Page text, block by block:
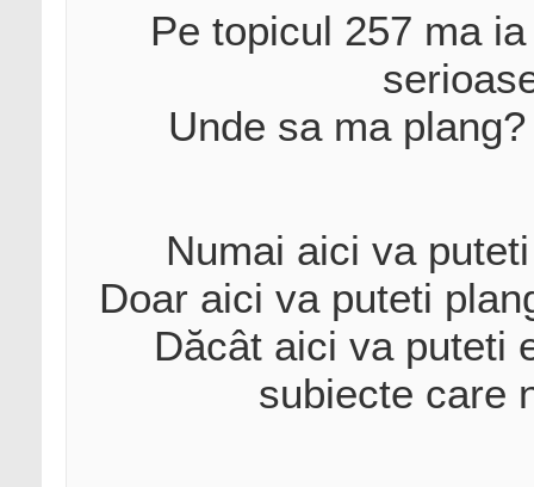
Pe topicul 257 ma
Unde sa ma
Numai aici va
Doar aici va puteti
Dăcât aici va puteti
subiecte care